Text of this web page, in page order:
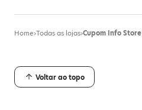
Home›Todas as lojas›Cupom Info Store
Voltar ao topo